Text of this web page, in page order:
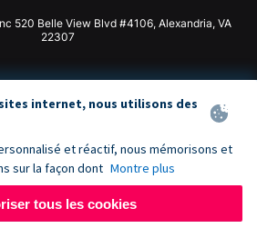
520 Belle View Blvd #4106, Alexandria, VA
22307
internet, nous utilisons des
et réactif, nous mémorisons et
sur la façon dont Montre plus
tous les cookies